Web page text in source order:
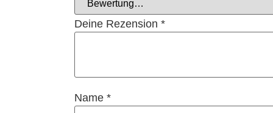
Deine Rezension *
Name *